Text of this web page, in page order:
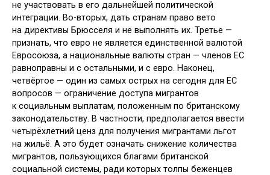
не участвовать в его дальнейшей политической
интеграции. Во-вторых, дать странам право вето
на директивы Брюсселя и не выполнять их. Третье —
признать, что евро не является единственной валютой
Евросоюза, а национальные валюты стран — членов ЕС
равноправны и с остальными, и с евро. Наконец,
четвёртое — один из самых острых на сегодня для ЕС
вопросов — ограничение доступа мигрантов
к социальным выплатам, положенным по британскому
законодательству. В частности, предполагается ввести
четырёхлетний ценз для получения мигрантами льгот
на жильё. А это будет означать снижение количества
мигрантов, пользующихся благами британской
социальной системы, ради которых толпы беженцев